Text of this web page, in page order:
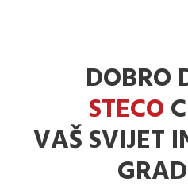
DOBRO
STECO
VAŠ SVIJET